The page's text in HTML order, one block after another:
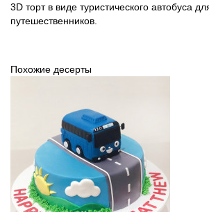
3D торт в виде туристического автобуса
путешественников.
Похожие десерты